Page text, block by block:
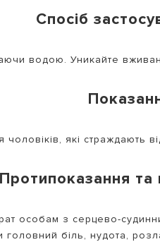
Спосіб
водою. Уникайте
які страждають
Протипоказання та
особам з серцево-
біль, нудота,